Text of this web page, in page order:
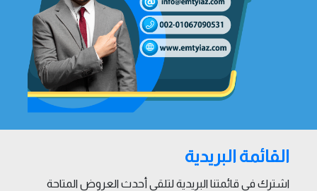
القائمة البريدية
اشترك في قائمتنا البريدية لتلقي أحدث العروض المتاحة